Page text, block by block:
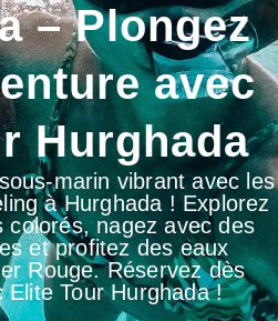
– Plongez
avec
Hurghada
marin vibrant avec les
à Hurghada ! Explorez
colorés, nagez avec des
et profitez des eaux
Rouge. Réservez dès
Elite Tour Hurghada !